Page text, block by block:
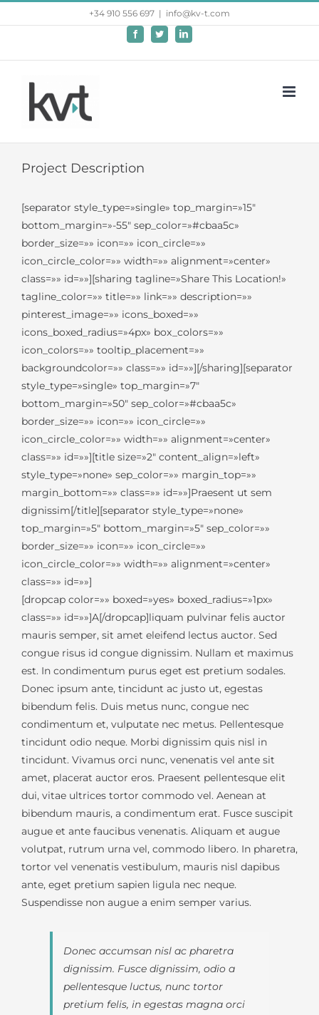
al
+34 910 556 697 | info@kv-t.com
FacebookTwitterLinkedIn
Project Description
[separator style_type=»single» top_margin=»15″
bottom_margin=»-55″ sep_color=»#cbaa5c»
border_size=»» icon=»» icon_circle=»»
icon_circle_color=»» width=»» alignment=»center»
class=»» id=»»][sharing tagline=»Share This Location!»
tagline_color=»» title=»» link=»» description=»»
pinterest_image=»» icons_boxed=»»
icons_boxed_radius=»4px» box_colors=»»
icon_colors=»» tooltip_placement=»»
backgroundcolor=»» class=»» id=»»][/sharing][separator
style_type=»single» top_margin=»7″
bottom_margin=»50″ sep_color=»#cbaa5c»
border_size=»» icon=»» icon_circle=»»
icon_circle_color=»» width=»» alignment=»center»
class=»» id=»»][title size=»2″ content_align=»left»
style_type=»none» sep_color=»» margin_top=»»
margin_bottom=»» class=»» id=»»]Praesent ut sem
dignissim[/title][separator style_type=»none»
top_margin=»5″ bottom_margin=»5″ sep_color=»»
border_size=»» icon=»» icon_circle=»»
icon_circle_color=»» width=»» alignment=»center»
class=»» id=»»]
[dropcap color=»» boxed=»yes» boxed_radius=»1px»
class=»» id=»»]A[/dropcap]liquam pulvinar felis auctor
mauris semper, sit amet eleifend lectus auctor. Sed
congue risus id congue dignissim. Nullam et maximus
est. In condimentum purus eget est pretium sodales.
Donec ipsum ante, tincidunt ac justo ut, egestas
bibendum felis. Duis metus nunc, congue nec
condimentum et, vulputate nec metus. Pellentesque
tincidunt odio neque. Morbi dignissim quis nisl in
tincidunt. Vivamus orci nunc, venenatis vel ante sit
amet, placerat auctor eros. Praesent pellentesque elit
dui, vitae ultrices tortor commodo vel. Aenean at
bibendum mauris, a condimentum erat. Fusce suscipit
augue et ante faucibus venenatis. Aliquam et augue
volutpat, rutrum urna vel, commodo libero. In pharetra,
tortor vel venenatis vestibulum, mauris nisl dapibus
ante, eget pretium sapien ligula nec neque.
Suspendisse non augue a enim semper varius.
Donec accumsan nisl ac pharetra
dignissim. Fusce dignissim, odio a
pellentesque luctus, nunc tortor
pretium felis, in egestas magna orci